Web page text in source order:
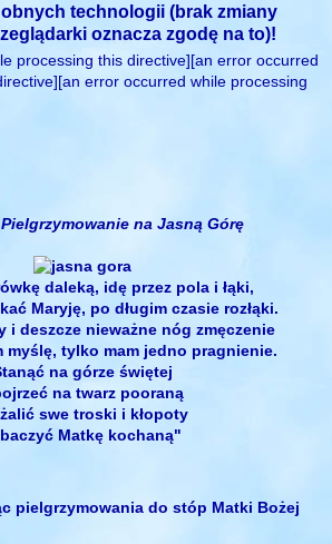
technologii (brak zmiany
oznacza zgodę na to)!
processing this directive][an error occurred
error occurred while processing
Pielgrzymowanie na Jasną Górę
daleką, idę przez pola i łąki,
Maryję, po długim czasie rozłąki.
i deszcze nieważne nóg zmęczenie
myślę, tylko mam jedno pragnienie.
na górze świętej
na twarz pooraną
swe troski i kłopoty
Matkę kochaną"
pielgrzymowania do stóp Matki Bożej